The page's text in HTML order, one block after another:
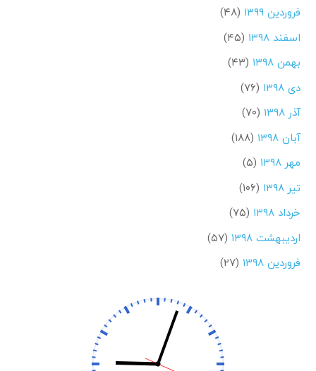
فروردین ۱۳۹۹
(۴۸)
اسفند ۱۳۹۸
(۴۵)
بهمن ۱۳۹۸
(۴۳)
دی ۱۳۹۸
(۷۶)
آذر ۱۳۹۸
(۷۰)
آبان ۱۳۹۸
(۱۸۸)
مهر ۱۳۹۸
(۵)
تیر ۱۳۹۸
(۱۰۶)
خرداد ۱۳۹۸
(۷۵)
اردیبهشت ۱۳۹۸
(۵۷)
فروردین ۱۳۹۸
(۲۷)